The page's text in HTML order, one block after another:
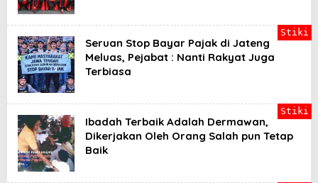
Seruan Stop Bayar Pajak di Jateng
Meluas, Pejabat : Nanti Rakyat Juga
Terbiasa
Stiki
Ibadah Terbaik Adalah Dermawan,
Dikerjakan Oleh Orang Salah pun Tetap
Baik
Stiki